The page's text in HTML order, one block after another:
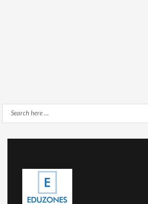
Search